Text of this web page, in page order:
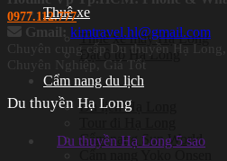
Thuê xe
Thuê xe máy Hạ Long
Đặt ô tô Hạ Long
Cẩm nang du lịch
Du lịch Hạ Long
Cẩm nang Sun World
0977.112.777
Gmail: kimtravel.hl@gmail.com
Chuyên cung cấp Du thuyền Hạ
Chuyên Nghiệp, Giá Tốt
Du thuyền Hạ Long
Du thuyền Hạ Long 5 sao